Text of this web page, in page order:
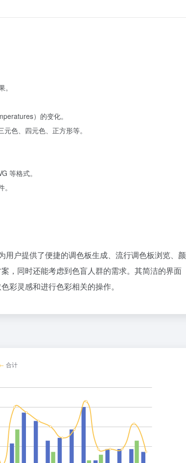
）的变化。
色、四元色、正方形等。
等格式。
户提供了便捷的调色板生成、流行调色板浏览、颜
，同时还能考虑到色盲人群的需求。其简洁的界面
彩灵感和进行色彩相关的操作。